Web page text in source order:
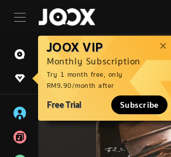
JOOX VIP
Monthly Subscription
Try 1 month free, only
RM9.90/month after
Free Trial Subscribe